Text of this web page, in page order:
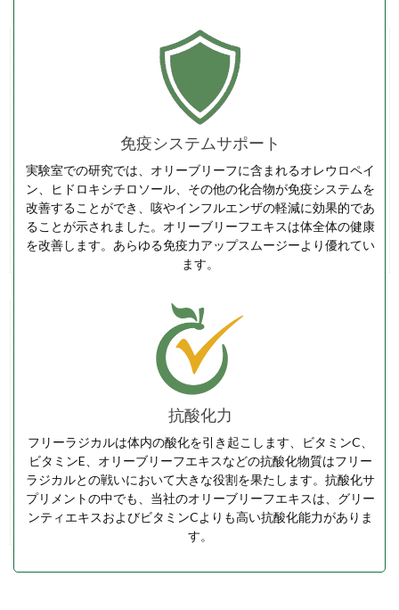
免疫システムサポート
実験室での研究では、オリーブリーフに含まれるオレウロペイ
ン、ヒドロキシチロソール、その他の化合物が免疫システムを
改善することができ、咳やインフルエンザの軽減に効果的であ
ることが示されました。オリーブリーフエキスは体全体の健康
を改善します。あらゆる免疫力アップスムージーより優れてい
ます。
抗酸化力
フリーラジカルは体内の酸化を引き起こします、ビタミンC、
ビタミンE、オリーブリーフエキスなどの抗酸化物質はフリー
ラジカルとの戦いにおいて大きな役割を果たします。抗酸化サ
プリメントの中でも、当社のオリーブリーフエキスは、グリー
ンティエキスおよびビタミンCよりも高い抗酸化能力がありま
す。